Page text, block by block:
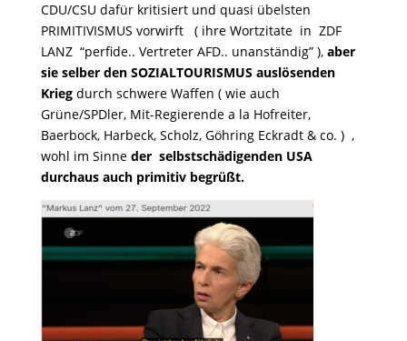
CDU/CSU dafür kritisiert und quasi übelsten
PRIMITIVISMUS vorwirft ( ihre Wortzitate in ZDF
LANZ “perfide.. Vertreter AFD.. unanständig” ), aber
sie selber den SOZIALTOURISMUS auslösenden
Kriegdurch schwere Waffen ( wie auch
Grüne/SPDler, Mit-Regierende a la Hofreiter,
Baerbock, Harbeck, Scholz, Göhring Eckradt & co. ) ,
wohl im Sinne der selbstschädigenden USA
durchaus auch primitiv begrüßt.